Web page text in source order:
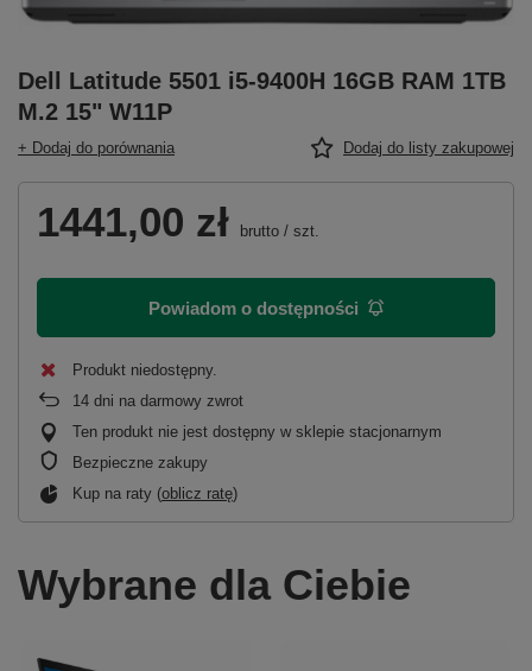
Dell Latitude 5501 i5-9400H 16GB RAM 1TB
M.2 15" W11P
+ Dodaj do porównania Dodaj do listy zakupowej
1441,00 zł brutto / szt.
Powiadom o dostępności
Produkt niedostępny
14 dni na darmowy zwrot
Ten produkt nie jest dostępny w sklepie stacjonarnym
Bezpieczne zakupy
Kup na raty (oblicz ratę)
Wybrane dla Ciebie